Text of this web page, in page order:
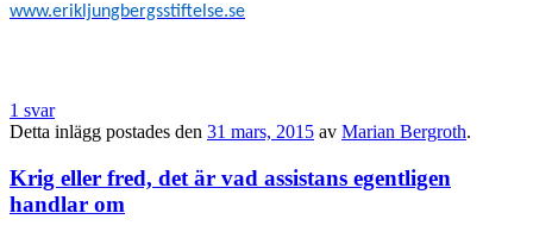
www.erikljungbergsstiftelse.se
1 svar
Detta inlägg postades den 31 mars, 2015 av Marian Bergroth.
Krig eller fred, det är vad assistans egentligen
handlar om